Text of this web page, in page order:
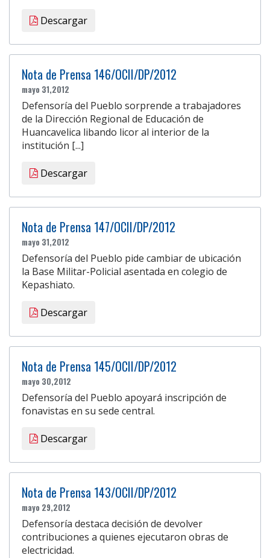
Descargar
Nota de Prensa 146/OCII/DP/2012
mayo 31,2012
Defensoría del Pueblo sorprende a trabajadores
de la Dirección Regional de Educación de
Huancavelica libando licor al interior de la
institución [...]
Descargar
Nota de Prensa 147/OCII/DP/2012
mayo 31,2012
Defensoría del Pueblo pide cambiar de ubicación
la Base Militar-Policial asentada en colegio de
Kepashiato.
Descargar
Nota de Prensa 145/OCII/DP/2012
mayo 30,2012
Defensoría del Pueblo apoyará inscripción de
fonavistas en su sede central.
Descargar
Nota de Prensa 143/OCII/DP/2012
mayo 29,2012
Defensoría destaca decisión de devolver
contribuciones a quienes ejecutaron obras de
electricidad.